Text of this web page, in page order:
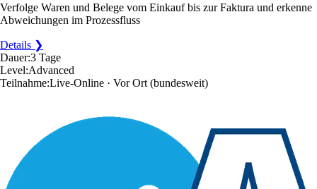
Verfolge Waren und Belege vom Einkauf bis zur Faktura und erkenne
Abweichungen im Prozessfluss
Details ❯
Dauer:3 Tage
Level:Advanced
Teilnahme:Live-Online · Vor Ort (bundesweit)